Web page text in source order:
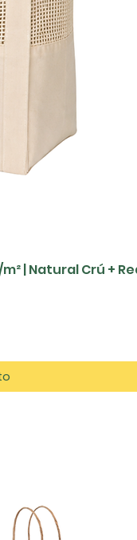
| Natural Crú +